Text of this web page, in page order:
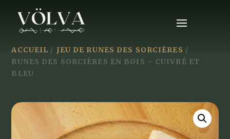
ACCUEIL / JEU DE RUNES DES SORCIÈRES /
RUNES DES SORCIÈRES EN BOIS – CUIVRÉ ET
BLEU